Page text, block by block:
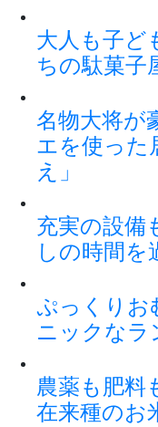
大人も子ど
ちの駄菓子
名物大将が
エを使った
え」
充実の設
しの時間を
ぷっくりお
ニックなラ
農薬も肥料
在来種のお